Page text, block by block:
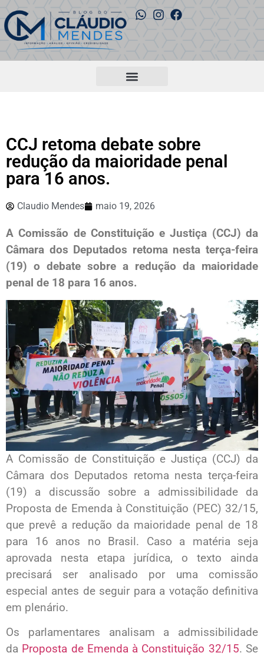
CCJ retoma debate sobre
redução da maioridade penal
para 16 anos.
Claudio Mendes maio 19, 2026
A Comissão de Constituição e Justiça (CCJ) da
Câmara dos Deputados retoma nesta terça-feira
(19) o debate sobre a redução da maioridade
penal de 18 para 16 anos.
A Comissão de Constituição e Justiça (CCJ) da
Câmara dos Deputados retoma nesta terça-feira
(19) a discussão sobre a admissibilidade da
Proposta de Emenda à Constituição (PEC) 32/15,
que prevê a redução da maioridade penal de 18
para 16 anos no Brasil. Caso a matéria seja
aprovada nesta etapa jurídica, o texto ainda
precisará ser analisado por uma comissão
especial antes de seguir para a votação definitiva
em plenário.
Os parlamentares analisam a admissibilidade
da Proposta de Emenda à Constituição 32/15. Se